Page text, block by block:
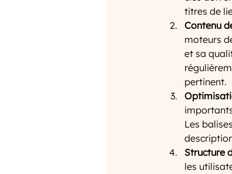
titres de
Contenu
moteurs
et sa
pertinent.
Les
Structure
les